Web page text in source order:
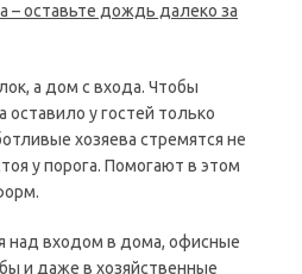
– оставьте дождь далеко за
а дом с входа. Чтобы
у гостей только
хозяева стремятся не
у порога. Помогают в этом
над входом в дома, офисные
и даже в хозяйственные